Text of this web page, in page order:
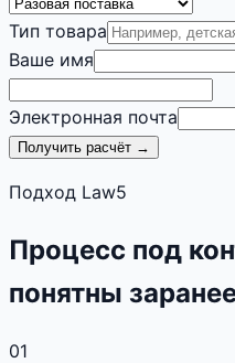
Тип товара
Ваше имя
Электронная почта
Получить расчёт →
Подход Law5
Процесс под
понятны
01